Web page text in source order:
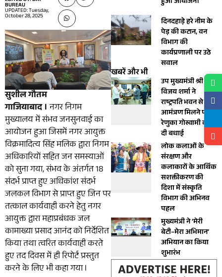
BUREAU
UPDATED: Tuesday,
October 28, 2025
सुशील गौतम
गाजियाबाद ।नगर निगम
मुख्यालय में संभव जनसुनवाई का
आयोजन हुआ जिसमें नगर आयुक्त
विक्रमादित्य सिंह मलिक द्वारा निगम
अधिकारियों सहित जन समस्याओं
को सुना गया, संभव के अंतर्गत 18
संदर्भ प्राप्त हुए अधिकांश संदर्भ
जलकल विभाग से प्राप्त हुए जिन पर
तत्काल कार्यवाही करने हेतु नगर
आयुक्त द्वारा महाप्रबंधक जल
कामाख्या प्रसाद आनंद को निर्देशित
किया तथा त्वरित कार्यवाही करते
हुए तद दिवस में ही रिपोर्ट प्रस्तुत
करने के लिए भी कहा गया l
दिनदहाड़े हरे नीम के
पेड़ की कटान, वन
विभाग की
कार्यप्रणाली पर उठे
सवाल
खबरें और भी
उप मुख्यमंत्री श्री
विजय शर्मा ने
राष्ट्रपति भवन से
आमंत्रण मिलने पर
रेणुका गोस्वामी को
दी बधाई
लोक कलाओं के
संरक्षण और
कलाकारों के आर्थिक
सशक्तीकरण की
दिशा में संस्कृति
विभाग की अभिनव
पहल
मुख्यमंत्री ने ‘मेरी
बेटी–मेरा अभिमान’
अभियान का किया
शुभारंभ